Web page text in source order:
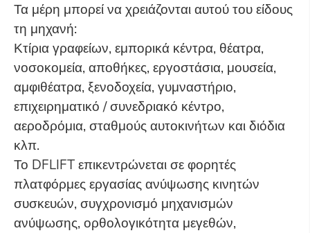
Τα μέρη μπορεί να χρειάζονται αυτού του είδους
τη μηχανή:
Κτίρια γραφείων, εμπορικά κέντρα, θέατρα,
νοσοκομεία, αποθήκες, εργοστάσια, μουσεία,
αμφιθέατρα, ξενοδοχεία, γυμναστήριο,
επιχειρηματικό / συνεδριακό κέντρο,
αεροδρόμια, σταθμούς αυτοκινήτων και διόδια
κλπ.
Το DFLIFT επικεντρώνεται σε φορητές
πλατφόρμες εργασίας ανύψωσης κινητών
συσκευών, συγχρονισμό μηχανισμών
ανύψωσης, ορθολογικότητα μεγεθών,